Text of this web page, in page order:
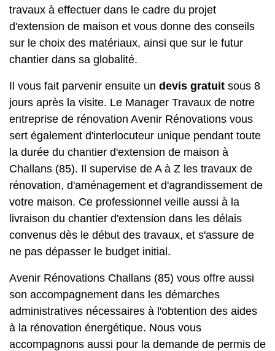
travaux à effectuer dans le cadre du projet
d'extension de maison et vous donne des conseils
sur le choix des matériaux, ainsi que sur le futur
chantier dans sa globalité.
Il vous fait parvenir ensuite un devis gratuit sous 8
jours après la visite. Le Manager Travaux de notre
entreprise de rénovation Avenir Rénovations vous
sert également d'interlocuteur unique pendant toute
la durée du chantier d'extension de maison à
Challans (85). Il supervise de A à Z les travaux de
rénovation, d'aménagement et d'agrandissement de
votre maison. Ce professionnel veille aussi à la
livraison du chantier d'extension dans les délais
convenus dès le début des travaux, et s'assure de
ne pas dépasser le budget initial.
Avenir Rénovations Challans (85) vous offre aussi
son accompagnement dans les démarches
administratives nécessaires à l'obtention des aides
à la rénovation énergétique. Nous vous
accompagnons aussi pour la demande de permis de